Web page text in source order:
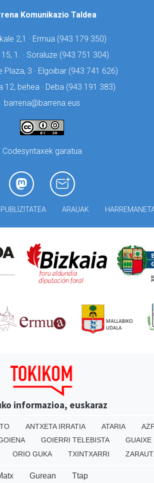
Komunikazio Taldea
2,1 · Ermua (943 179 350)
1. · Soraluze (943 751 304)
Plaza, 3 · Elgoibar (943 741 626)
12, behea · Deba (943 191 383)
barrena@barrena.eus
Codesyntaxek garatua
PUBLIZITATEA ARAUAK
informazioa, euskaraz
ANTXETA IRRATIA ATARIA
GOIERRI TELEBISTA GUAIXE
ORIO GUKA TXINTXARRI
Gurean Ttap